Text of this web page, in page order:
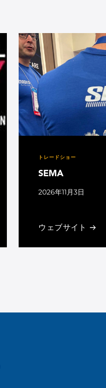
トレードショー
SEMA
2026年11月3日
ウェブサイト